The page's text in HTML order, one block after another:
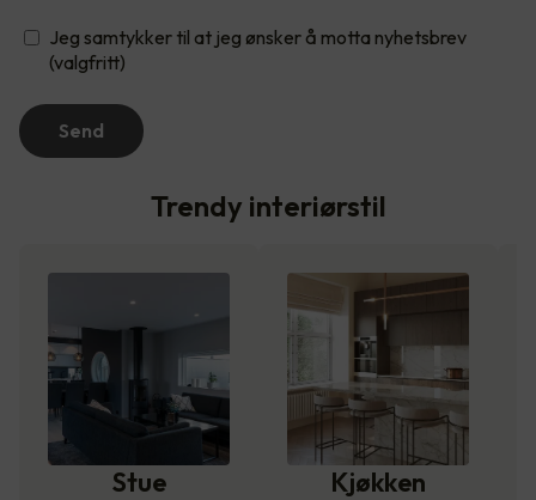
Jeg samtykker til at jeg ønsker å motta nyhetsbrev
(valgfritt)
Send
Trendy interiørstil
Stue Kjøkken